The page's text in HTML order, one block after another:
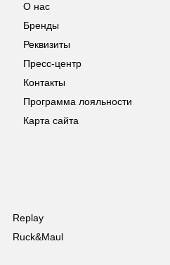
О нас
Бренды
Реквизиты
Пресс-центр
Контакты
Программа лояльности
Карта сайта
Replay
Ruck&Maul